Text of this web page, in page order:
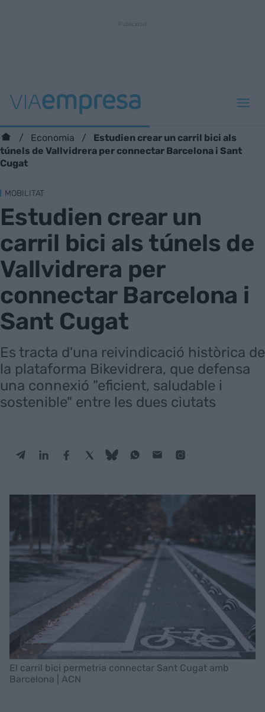
Economia
Estudien crear un carril bici als
túnels de Vallvidrera per connectar Barcelona i Sant
Cugat
MOBILITAT
Estudien crear un
carril bici als túnels de
Vallvidrera per
connectar Barcelona i
Sant Cugat
Es tracta d'una reivindicació històrica de
la plataforma Bikevidrera, que defensa
una connexió "eficient, saludable i
sostenible" entre les dues ciutats
El carril bici permetria connectar Sant Cugat amb
Barcelona | ACN